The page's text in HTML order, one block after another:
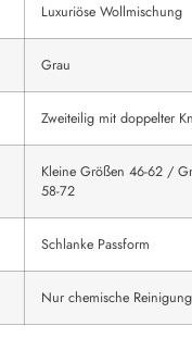
Luxuriöse Wollmischung
Grau
Zweiteilig mit doppelter
Kleine Größen 46-62 /
58-72
Schlanke Passform
Nur chemische Reinigung